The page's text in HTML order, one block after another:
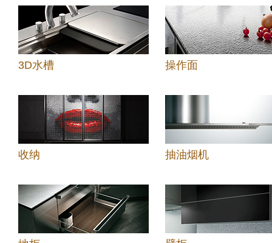
3D水槽 操作面
收纳 抽油烟机